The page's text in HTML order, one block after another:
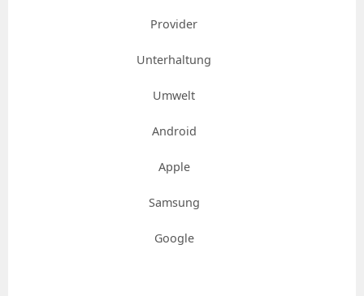
Provider
Unterhaltung
Umwelt
Android
Apple
Samsung
Google